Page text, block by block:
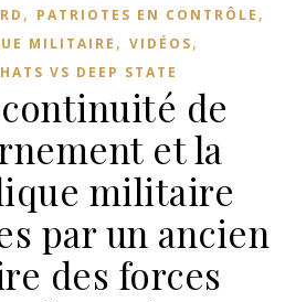
, PATRIOTES EN CONTRÔLE ,
MILITAIRE , VIDÉOS,
VS DEEP STATE
continuité de
et la
militaire
par un ancien
des forces